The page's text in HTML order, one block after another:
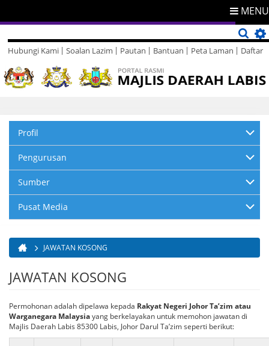
MENU
Hubungi Kami
Direktori
Maklum Balas
Soalan Lazim Pautan Bantuan Peta Laman Daftar
Profil
Pengurusan
Sumber
Pusat Media
Anda di sini
JAWATAN KOSONG
JAWATAN KOSONG
Permohonan adalah dipelawa kepada Rakyat Negeri Johor Ta’zim atau
Warganegara Malaysiayang berkelayakan untuk memohon jawatan di
Majlis Daerah Labis 85300 Labis, Johor Darul Ta’zim seperti berikut: